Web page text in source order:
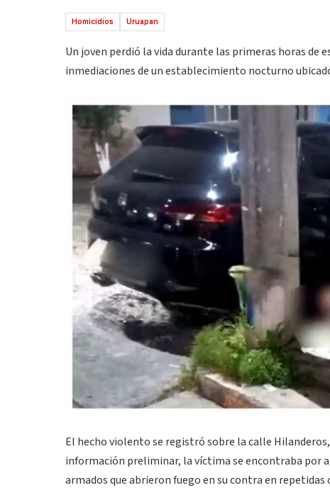
Homicidios Uruapan
Un joven perdió la vida durante las primeras horas de
inmediaciones de un establecimiento nocturno
El hecho violento se registró sobre la calle
información preliminar, la víctima se encontraba por
armados que abrieron fuego en su contra en repetidas